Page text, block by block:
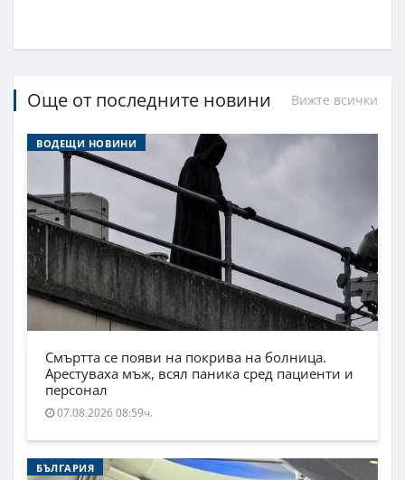
Още от последните новини Вижте всички
ВОДЕЩИ НОВИНИ
Смъртта се появи на покрива на болница.
Арестуваха мъж, всял паника сред пациенти и
персонал
07.08.2026 08:59ч.
БЪЛГАРИЯ